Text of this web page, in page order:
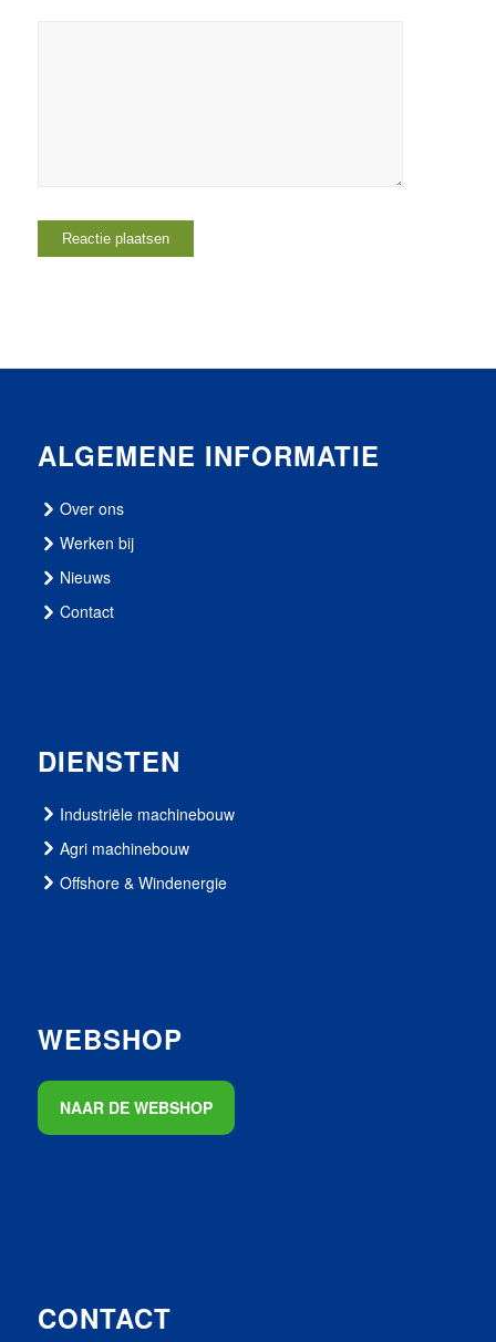
ALGEMENE INFORMATIE
Over ons
Werken bij
Nieuws
Contact
DIENSTEN
Industriële machinebouw
Agri machinebouw
Offshore & Windenergie
WEBSHOP
NAAR DE WEBSHOP
CONTACT